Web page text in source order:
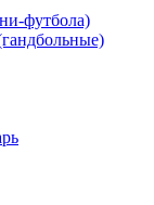
футбола)